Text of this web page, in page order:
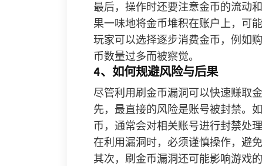
最后，操作时还要注意金币的流动
果一味地将金币堆积在账户上，可
玩家可以选择逐步消费金币，例如
币数量过多而被察觉。
4、如何规避风险与后果
尽管利用刷金币漏洞可以快速赚取
先，最直接的风险是账号被封禁。
币，通常会对相关账号进行封禁处
在利用漏洞时，必须谨慎操作，避
其次，刷金币漏洞还可能影响游戏